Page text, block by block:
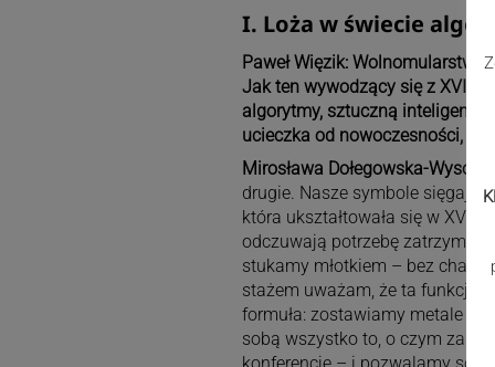
I. Loża w świecie
Paweł Więzik:
Jak ten wywodzący się z XVIII
algorytmy, sztuczną
ucieczka od nowoczesności,
Mirosława Dołegowska-
drugie. Nasze symbole sięgają
która ukształtowała się w
odczuwają potrzebę
stukamy młotkiem – bez
stażem uważam, że ta funkcja
formuła: zostawiamy metale
sobą wszystko to, o czym